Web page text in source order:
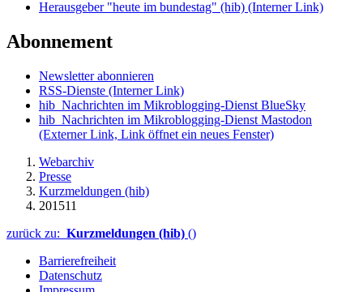
Herausgeber "heute im bundestag" (hib) (Interner Link)
Abonnement
Newsletter abonnieren
RSS-Dienste (Interner Link)
hib_Nachrichten im Mikroblogging-Dienst BlueSky
hib_Nachrichten im Mikroblogging-Dienst Mastodon
(Externer Link, Link öffnet ein neues Fenster)
Webarchiv
Presse
Kurzmeldungen (hib)
201511
zurück zu: Kurzmeldungen (hib) ()
Barrierefreiheit
Datenschutz